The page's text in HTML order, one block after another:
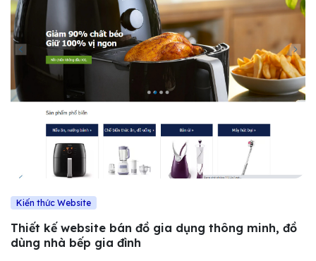
Kiến thức Website
Thiết kế website bán đồ gia dụng thông minh, đồ
dùng nhà bếp gia đình